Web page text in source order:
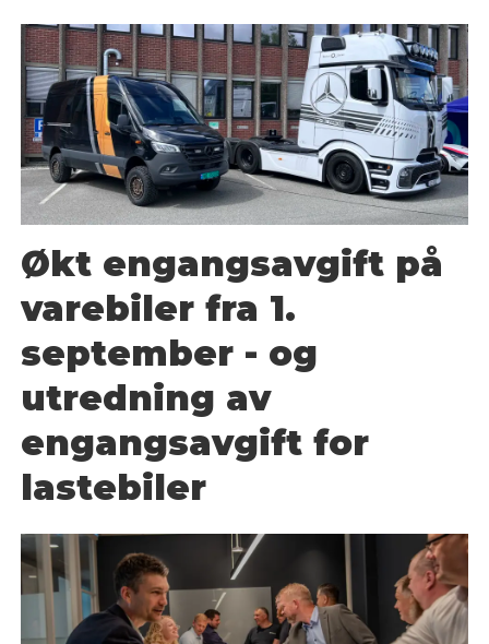
Økt engangsavgift på
varebiler fra 1.
september - og
utredning av
engangsavgift for
lastebiler